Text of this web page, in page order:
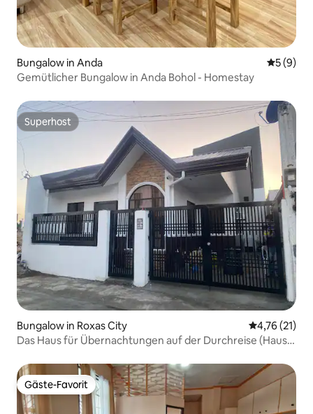
Bungalow in Anda
5 (9)
Gemütlicher Bungalow in Anda Bohol - Homestay
Superhost
Superhost
Bungalow in Roxas City
4,76 (21)
Das Haus für Übernachtungen auf der Durchreise (Haus
Gäste-Favorit
Gäste-Favorit